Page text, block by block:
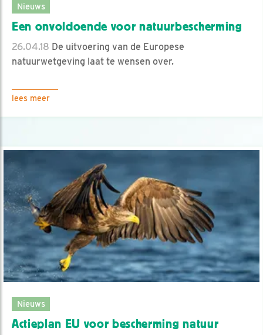
Nieuws
Een onvoldoende voor natuurbescherming
26.04.18 De uitvoering van de Europese
natuurwetgeving laat te wensen over.
lees meer
Nieuws
Actieplan EU voor bescherming natuur